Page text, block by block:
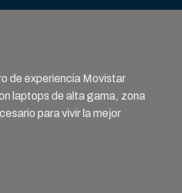
de experiencia Movistar
laptops de alta gama, zona
para vivir la mejor